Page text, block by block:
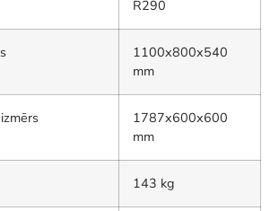
R290
1100x800x540
mm
1787x600x600
mm
143 kg